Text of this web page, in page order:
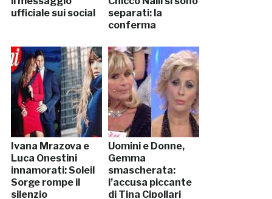
ufficiale sui social
separati: la
conferma
Ivana Mrazova e
Luca Onestini
innamorati: Soleil
Sorge rompe il
silenzio
Uomini e Donne,
Gemma
smascherata:
l’accusa piccante
di Tina Cipollari